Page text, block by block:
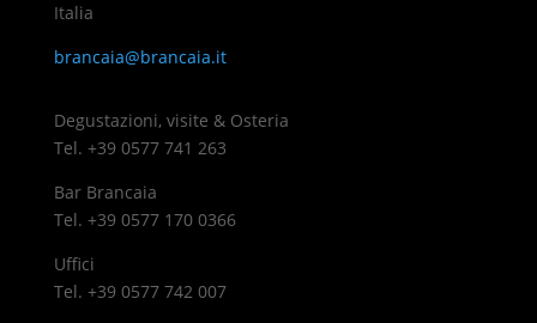
Italia
brancaia@brancaia.it
Degustazioni, visite & Osteria
Tel. +39 0577 741 263
Bar Brancaia
Tel. +39 0577 170 0366
Uffici
Tel. +39 0577 742 007